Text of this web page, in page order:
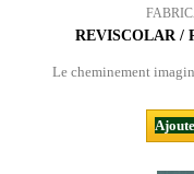
REVISCOLAR /
Le cheminement